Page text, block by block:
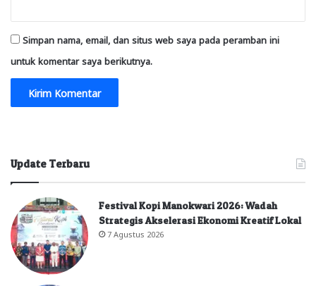
Simpan nama, email, dan situs web saya pada peramban ini
untuk komentar saya berikutnya.
Update Terbaru
Festival Kopi Manokwari 2026: Wadah
Strategis Akselerasi Ekonomi Kreatif Lokal
7 Agustus 2026